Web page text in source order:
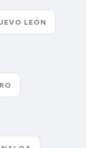
LEÓN